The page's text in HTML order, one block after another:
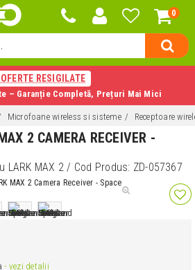
0
OFERTE RESIGILATE
– Garanție Completă, Prețuri Mai Mici
Microfoane wireless si sisteme Receptoare
2 CAMERA RECEIVER -
LARK MAX 2/ Cod Produs: ZD-057367
- vezi detalii